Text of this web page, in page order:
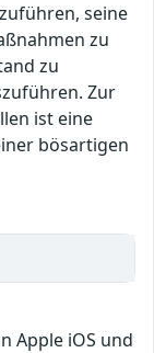
seine
zu
zu
Zur
ist eine
bösartigen
Apple iOS und